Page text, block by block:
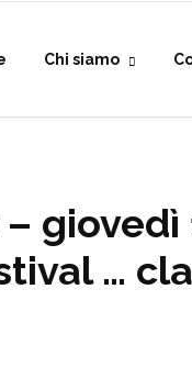
Chi siamo
– giovedì
…